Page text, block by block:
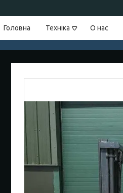
Головна Техніка О нас